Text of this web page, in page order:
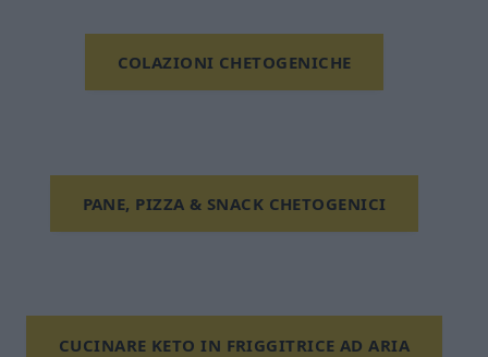
COLAZIONI CHETOGENICHE
PANE, PIZZA & SNACK CHETOGENICI
CUCINARE KETO IN FRIGGITRICE AD ARIA